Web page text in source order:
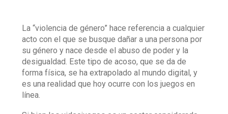
La “violencia de género” hace referencia a cualquier
acto con el que se busque dañar a una persona por
su género y nace desde el abuso de poder y la
desigualdad. Este tipo de acoso, que se da de
forma física, se ha extrapolado al mundo digital, y
es una realidad que hoy ocurre con los juegos en
línea.